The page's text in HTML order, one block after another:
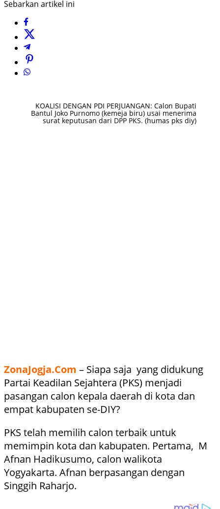
Sebarkan artikel ini
KOALISI DENGAN PDI PERJUANGAN: Calon Bupati
Bantul Joko Purnomo (kemeja biru) usai menerima
surat keputusan dari DPP PKS. (humas pks diy)
ZonaJogja.Com – Siapa saja yang didukung
Partai Keadilan Sejahtera (PKS) menjadi
pasangan calon kepala daerah di kota dan
empat kabupaten se-DIY?
PKS telah memilih calon terbaik untuk
memimpin kota dan kabupaten. Pertama, M
Afnan Hadikusumo, calon walikota
Yogyakarta. Afnan berpasangan dengan
Singgih Raharjo.